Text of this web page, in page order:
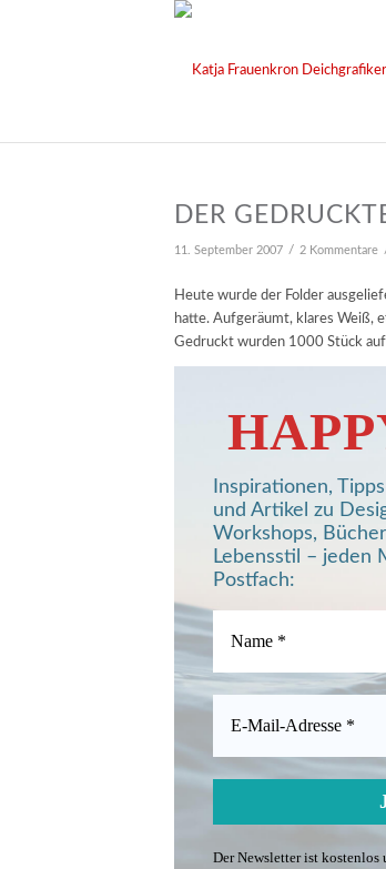
DER
11. September 2007 / 2 Kommentare
Heute wurde der Folder
hatte. Aufgeräumt, klares Weiß,
Gedruckt wurden 1000 Stück
Inspirationen,
und Artikel zu
Workshops,
Lebensstil – jeden
Postfach:
Der Newsletter ist